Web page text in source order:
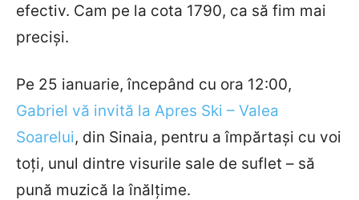
efectiv. Cam pe la cota 1790, ca să fim mai
preciși.
Pe 25 ianuarie, începând cu ora 12:00,
Gabriel vă invită la Apres Ski – Valea
Soarelui, din Sinaia, pentru a împărtași cu voi
toți, unul dintre visurile sale de suflet – să
pună muzică la înălțime.